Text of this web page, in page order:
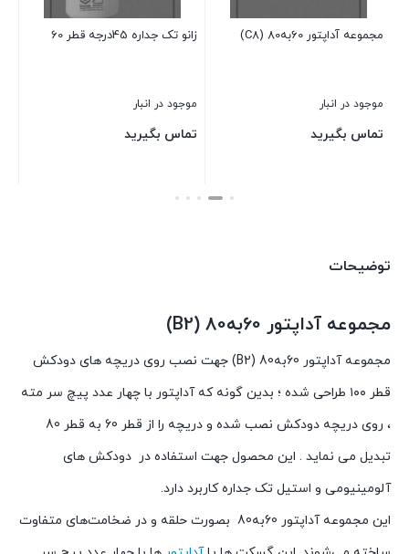
مجموعه آداپتور 60به80 (C8)
موجود در انبار
تماس بگیرید
زانو تک جداره 45درجه قطر 60
موجود در انبار
تماس بگیرید
بستن
توضیحات
مجموعه آداپتور 60به80 (B2)
مجموعه آداپتور 60به80 (B2) جهت نصب روی دریچه های دودکش
قطر ۱۰۰ طراحی شده ؛ بدین گونه که آداپتور با چهار عدد پیچ سر مته
، روی دریچه دودکش نصب شده و دریچه را از قطر 60 به قطر 80
تبدیل می نماید . این محصول جهت استفاده در دودکش های
آلومینیومی و استیل تک جداره کاربرد دارد.
این مجموعه آداپتور 60به80 بصورت حلقه‌‌ و در ضخامت‌های متفاوت